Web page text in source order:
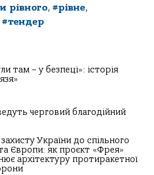
рівного, #рівне,
#тендер
там – у безпеці»: історія
черговий благодійний
захисту України до спільного
Європи: як проєкт «Фрея»
архітектуру протиракетної